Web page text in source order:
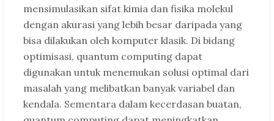
mensimulasikan sifat kimia dan fisika molekul
dengan akurasi yang lebih besar daripada yang
bisa dilakukan oleh komputer klasik. Di bidang
optimisasi, quantum computing dapat
digunakan untuk menemukan solusi optimal dari
masalah yang melibatkan banyak variabel dan
kendala. Sementara dalam kecerdasan buatan,